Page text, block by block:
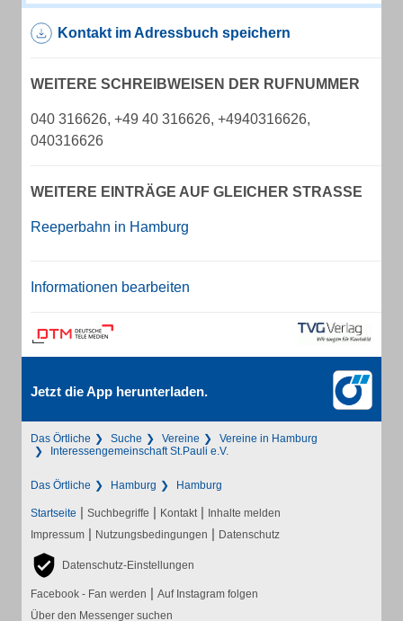
Kontakt im Adressbuch speichern
WEITERE SCHREIBWEISEN DER RUFNUMMER
040 316626, +49 40 316626, +4940316626,
040316626
WEITERE EINTRÄGE AUF GLEICHER STRASSE
Reeperbahn in Hamburg
Informationen bearbeiten
Jetzt die App herunterladen.
Das Örtliche Suche Vereine
Vereine in Hamburg
Interessengemeinschaft St.Pauli e.V.
Das Örtliche Hamburg Hamburg
Startseite | Suchbegriffe | Kontakt | Inhalte melden
Impressum | Nutzungsbedingungen | Datenschutz
Datenschutz-Einstellungen
Facebook - Fan werden | Auf Instagram folgen
Über den Messenger suchen